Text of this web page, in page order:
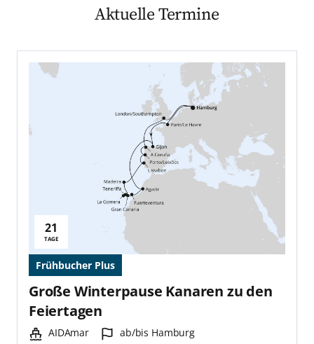
Aktuelle Termine
Frühbucher Plus
Große Winterpause Kanaren zu den
Feiertagen
Schiff:
AIDAmar Hafen:
ab/bis Hamburg
Reisedauer:
21
TAGE